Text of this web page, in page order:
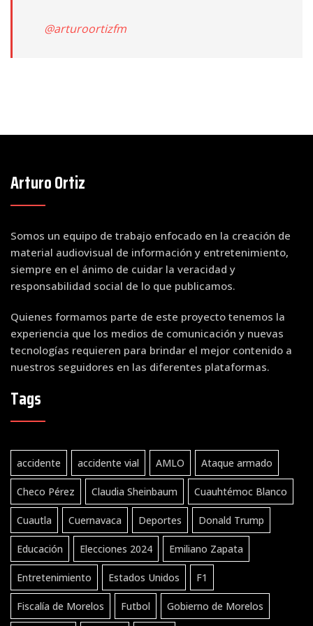
@arturoortizfm
Arturo Ortiz
Somos un equipo de trabajo enfocado en la creación de
material audiovisual de información y entretenimiento,
siempre en el ánimo de cuidar la veracidad y
responsabilidad social de lo que publicamos.
Quienes formamos parte de este proyecto tenemos la
experiencia que los medios de comunicación y nuevas
tecnologías requieren para brindar el mejor contenido a
nuestros seguidores en las diferentes plataformas.
Tags
accidente accidente vial AMLO Ataque armado
Checo Pérez Claudia Sheinbaum Cuauhtémoc Blanco
Cuautla Cuernavaca Deportes Donald Trump
Educación Elecciones 2024 Emiliano Zapata
Entretenimiento Estados Unidos F1
Fiscalía de Morelos Futbol Gobierno de Morelos